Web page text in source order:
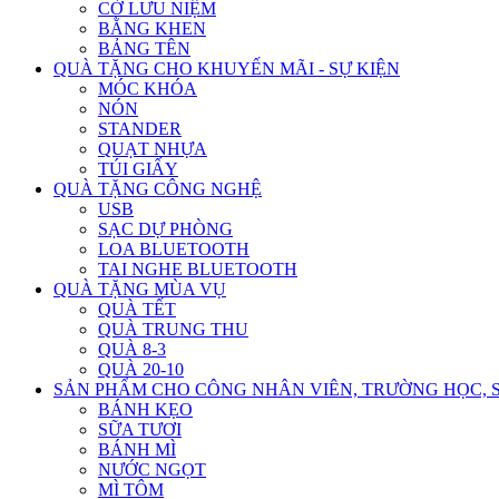
CỜ LƯU NIỆM
BẰNG KHEN
BẢNG TÊN
QUÀ TẶNG CHO KHUYẾN MÃI - SỰ KIỆN
MÓC KHÓA
NÓN
STANDER
QUẠT NHỰA
TÚI GIẤY
QUÀ TẶNG CÔNG NGHỆ
USB
SẠC DỰ PHÒNG
LOA BLUETOOTH
TAI NGHE BLUETOOTH
QUÀ TẶNG MÙA VỤ
QUÀ TẾT
QUÀ TRUNG THU
QUÀ 8-3
QUÀ 20-10
SẢN PHẨM CHO CÔNG NHÂN VIÊN, TRƯỜNG HỌC,
BÁNH KẸO
SỮA TƯƠI
BÁNH MÌ
NƯỚC NGỌT
MÌ TÔM